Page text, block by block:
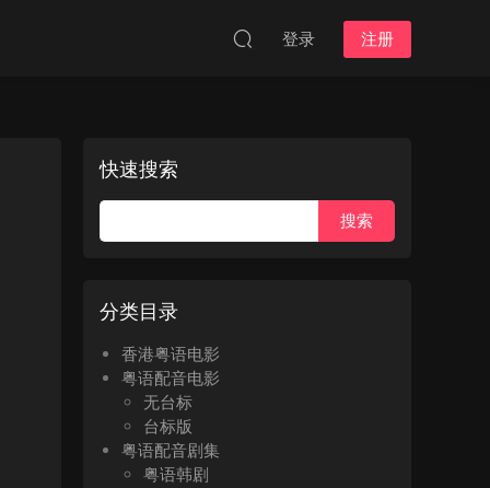
登录 注册
快速搜索
分类目录
香港粤语电影
粤语配音电影
无台标
台标版
粤语配音剧集
粤语韩剧